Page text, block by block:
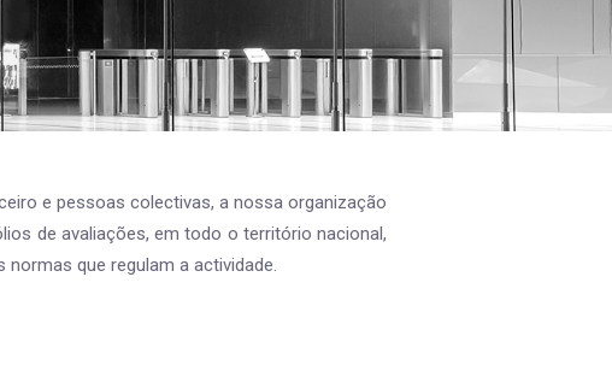
e pessoas colectivas, a nossa organização
de avaliações, em todo o território nacional,
que regulam a actividade.